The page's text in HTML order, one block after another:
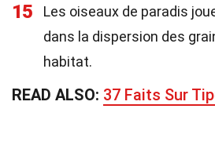
15
Les oiseaux de paradis
dans la dispersion des
habitat.
READ ALSO: 37 Faits Sur